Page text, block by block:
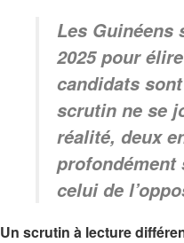
Les Guinéens
2025 pour
candidats
scrutin ne se
réalité, deux
profondément
celui de
Un scrutin à lecture